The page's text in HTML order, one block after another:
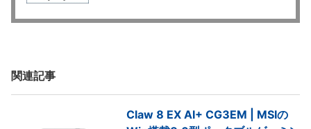
関連記事
Claw 8 EX AI+ CG3EM | MSIの